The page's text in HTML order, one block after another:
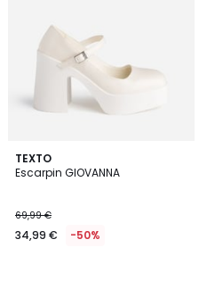
TEXTO
Escarpin GIOVANNA
69,99 €
34,99 € -50%